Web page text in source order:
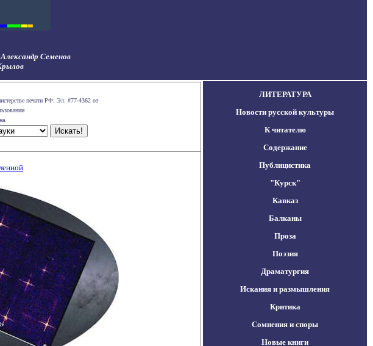
Семенов
печати РФ: Эл. #77-4362 от
ЛИТЕРАТУРА
Новости русской культуры
К читателю
Содержание
Публицистика
"Курск"
Кавказ
Балканы
Проза
Поэзия
Драматургия
Искания и размышления
Критика
Сомнения и споры
Новые книги